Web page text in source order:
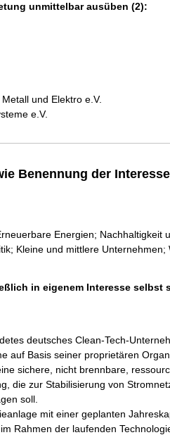
unmittelbar ausüben (2):
und Elektro e.V.
e.V.
Benennung der
Energien; Nachhaltigkeit
Kleine und mittlere Unternehmen;
in eigenem Interesse selbst
deutsches Clean-Tech-
auf Basis seiner proprietären
sichere, nicht brennbare,
die zur Stabilisierung von
soll.
mit einer geplanten
Rahmen der laufenden